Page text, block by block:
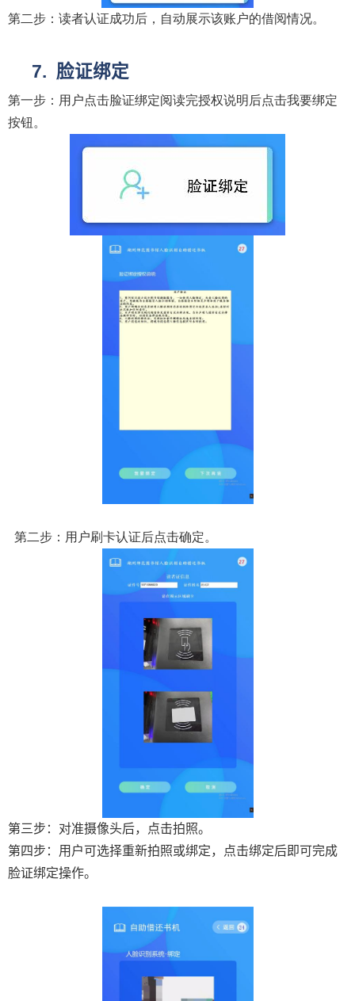
第二步：读者认证成功后，自动展示该账户的借阅情况。
脸证绑定
第一步：用户点击脸证绑定阅读完授权说明后点击我要绑定
按钮。
第二步：用户刷卡认证后点击确定。
第三步：对准摄像头后，点击拍照。
第四步：用户可选择重新拍照或绑定，点击绑定后即可完成
脸证绑定操作。